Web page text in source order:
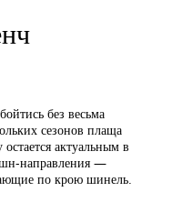
без весьма
сезонов плаща
актуальным в
направления —
по крою шинель.